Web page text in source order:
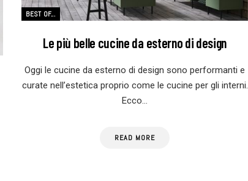
BEST OF...
Le più belle cucine da esterno di design
Oggi le cucine da esterno di design sono performanti e
curate nell’estetica proprio come le cucine per gli interni.
Ecco…
READ MORE